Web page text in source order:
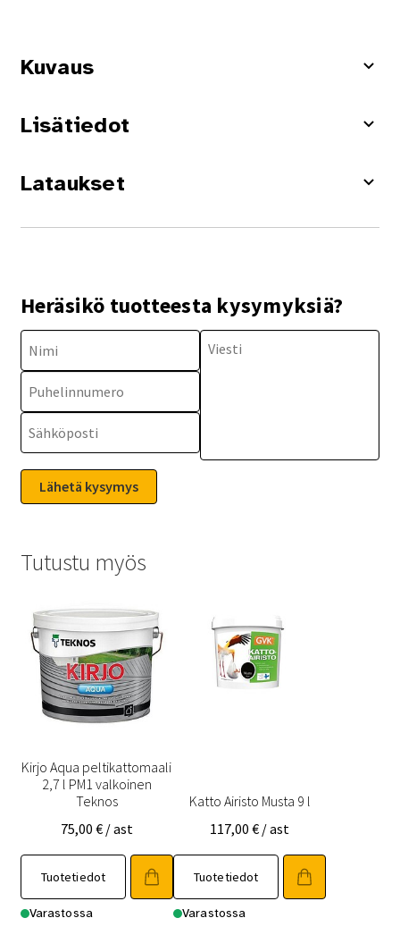
Kuvaus
Lisätiedot
Lataukset
Heräsikö tuotteesta kysymyksiä?
Tutustu myös
Kirjo Aqua peltikattomaali
2,7 l PM1 valkoinen
Teknos
75,00 € / ast
Tuotetiedot
Varastossa
Katto Airisto Musta 9 l
117,00€ / ast
Tuotetiedot
Varastossa